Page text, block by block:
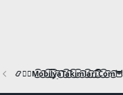
📿🧙‍♂️M͜͡o͜͡b͜͡i͜͡l͜͡y͜͡a͜͡T͜͡a͜͡k͜͡i͜͡m͜͡l͜͡a͜͡r͜͡i͜͡.͜͡C͜͡o͜͡m͜͡🦉